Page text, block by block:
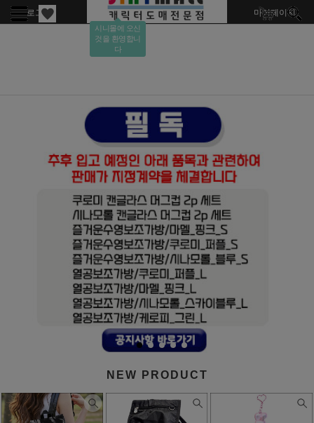
로그인 회원가입
시니몰에 오신
것을 환영합니
다
주문조회 마이페이지
NEW PRODUCT